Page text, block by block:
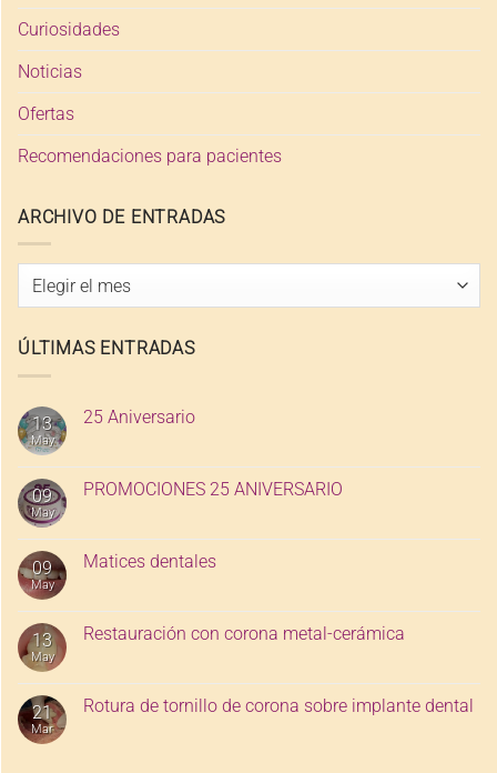
Curiosidades
Noticias
Ofertas
Recomendaciones para pacientes
ARCHIVO DE ENTRADAS
Archivo
ÚLTIMAS ENTRADAS
13
May
25 Aniversario
09
May
PROMOCIONES 25 ANIVERSARIO
09
May
Matices dentales
13
May
Restauración con corona metal-cerámica
21
Mar
Rotura de tornillo de corona sobre implante dental